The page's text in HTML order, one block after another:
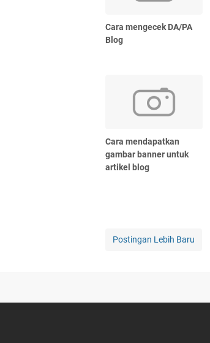
Cara mengecek DA/PA
Blog
Cara mendapatkan
gambar banner untuk
artikel blog
Postingan Lebih Baru